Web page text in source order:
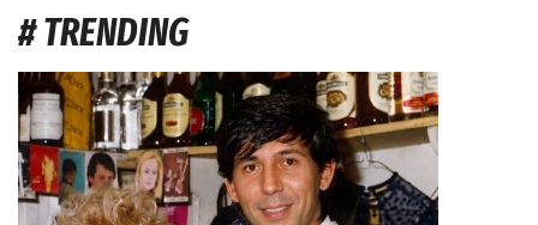
# TRENDING